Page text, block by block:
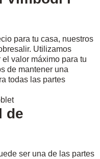
para tu casa, nuestros
Utilizamos
valor máximo para tu
de mantener una
todas las partes
de
ser una de las partes